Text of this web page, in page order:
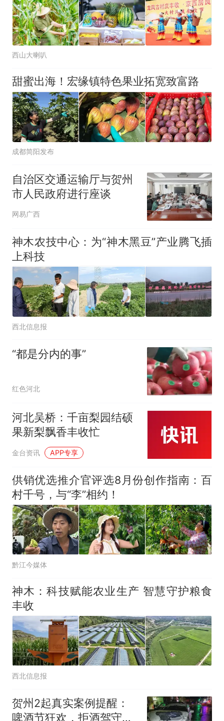
西山大喇叭
甜蜜出海！宏缘镇特色果业拓宽致富路
成都简阳发布
自治区交通运输厅与贺州
市人民政府进行座谈
网易广西
神木农技中心：为“神木黑豆”产业腾飞插
上科技
西北信息报
“都是分内的事”
红色河北
河北吴桥：千亩梨园结硕
果新梨飘香丰收忙
金台资讯 APP专享
供销优选推介官评选8月份创作指南：百
村千号，与“李”相约！
黔江今媒体
神木：科技赋能农业生产 智慧守护粮食
丰收
西北信息报
贺州2起真实案例提醒：
啤酒节狂欢，拒酒驾守平